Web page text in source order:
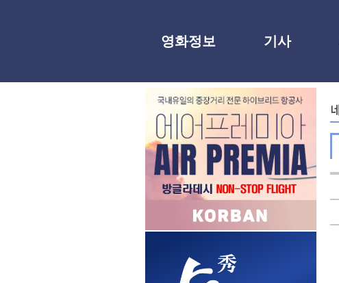
영화정보 기사